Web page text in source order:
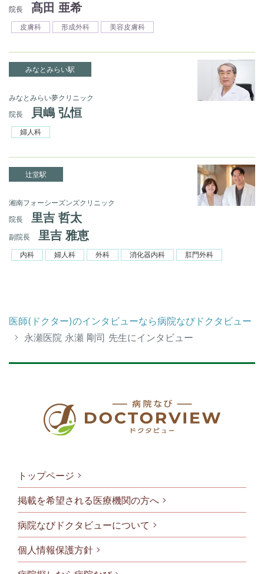
院長
髙田 亜希
皮膚科 形成外科 美容皮膚科
みなとみらい駅
みなとみらい夢クリニック
院長
貝嶋 弘恒
婦人科
辻堂駅
湘南フォーシーズンズクリニック
院長
里吉 哲太
副院長 里吉 雅恵
内科 婦人科 外科 消化器内科 肛門外科
医師(ドクター)のインタビューなら病院なびドクタビュー
永瀬医院 永瀬 剛司 先生にインタビュー
フッタメニ
トップページ
掲載を希望される医療機関の方へ
病院なびドクタビューについて
個人情報保護方針